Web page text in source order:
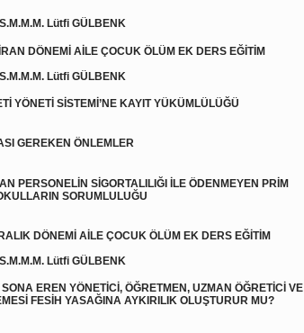
Lütfi GÜLBENK
DÖNEMİ AİLE ÇOCUK ÖLÜM EK DERS EĞİTİM
Lütfi GÜLBENK
YÖNETİ SİSTEMİ’NE KAYIT YÜKÜMLÜLÜĞÜ
GEREKEN ÖNLEMLER
PERSONELİN SİGORTALILIĞI İLE ÖDENMEYEN PRİM
SORUMLULUĞU
DÖNEMİ AİLE ÇOCUK ÖLÜM EK DERS EĞİTİM
Lütfi GÜLBENK
EREN YÖNETİCİ, ÖĞRETMEN, UZMAN ÖĞRETİCİ VE
FESİH YASAĞINA AYKIRILIK OLUŞTURUR MU?